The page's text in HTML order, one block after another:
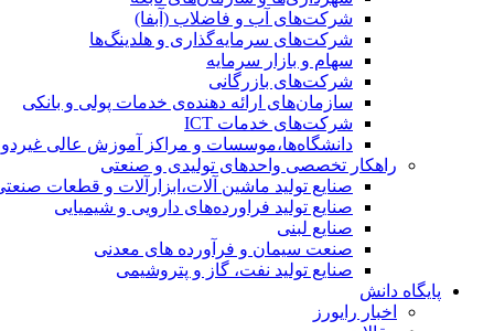
شرکت‌های آب و فاضلاب (آبفا)
شرکت‌های سرمایه‌گذاری و هلدینگ‌ها
سهام و بازار سرمایه
شرکت‌های بازرگانی
سازمان‌های ارائه دهنده‌ی خدمات پولی و بانکی
شرکت‌های خدمات ICT
دانشگاه‌ها،موسسات و مراکز آموزش عالی
راهکار تخصصی واحدهای تولیدی و صنعتی
صنایع توليد ماشين آلات،ابزارآلات و قطعات
صنایع تولید فراورده‌های دارویی و شیمیایی
صنایع لبنی
صنعت سیمان و فرآورده های معدنی
صنایع تولید نفت، گاز و پتروشيمی
پایگاه دانش
اخبار رایورز